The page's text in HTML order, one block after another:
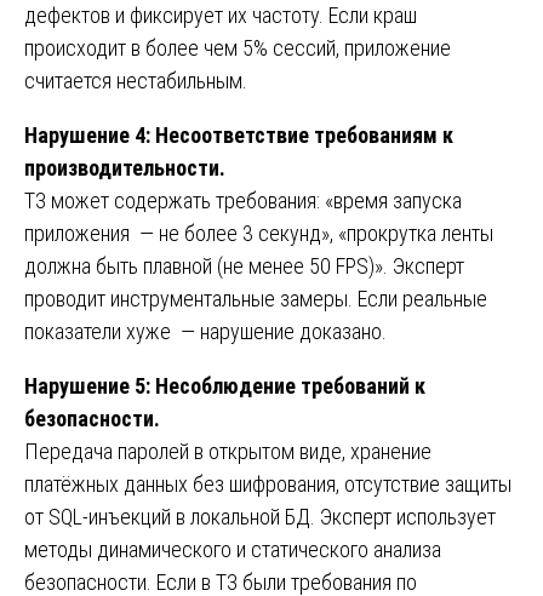
дефектов и фиксирует их частоту. Если краш
происходит в более чем 5% сессий, приложение
считается нестабильным.
Нарушение 4: Несоответствие требованиям к
производительности.
ТЗ может содержать требования: «время запуска
приложения — не более 3 секунд», «прокрутка ленты
должна быть плавной (не менее 50 FPS)». Эксперт
проводит инструментальные замеры. Если реальные
показатели хуже — нарушение доказано.
Нарушение 5: Несоблюдение требований к
безопасности.
Передача паролей в открытом виде, хранение
платёжных данных без шифрования, отсутствие защиты
от SQL-инъекций в локальной БД. Эксперт использует
методы динамического и статического анализа
безопасности. Если в ТЗ были требования по